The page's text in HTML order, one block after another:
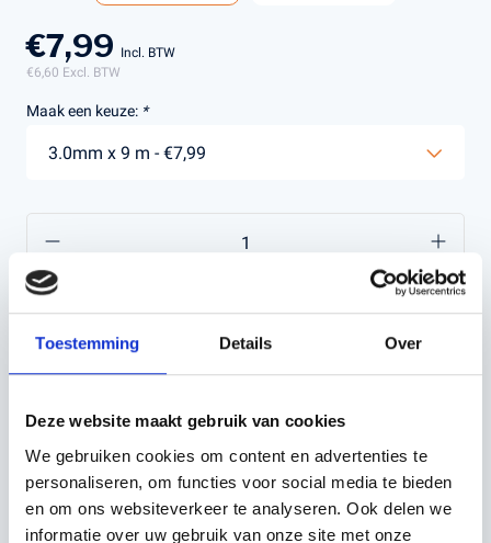
Toestemming Details Over
Deze website maakt gebruik van cookies
We gebruiken cookies om content en advertenties te
personaliseren, om functies voor social media te bieden
en om ons websiteverkeer te analyseren. Ook delen we
informatie over uw gebruik van onze site met onze
€7,99 Incl. BTW
€6,60 Excl. BTW
Maak een keuze: *
In winkelwagen
OMSCHRIJVING